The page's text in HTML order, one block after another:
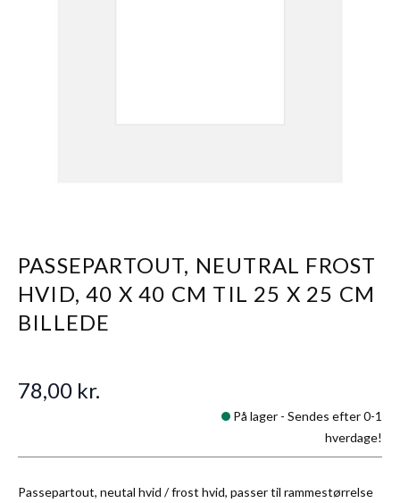
PASSEPARTOUT, NEUTRAL FROST
HVID, 40 X 40 CM TIL 25 X 25 CM
BILLEDE
Passepartout, neutal hvid / frost hvid, passer til rammestørrelse
78,00 kr.
På lager - Sendes efter 0-1
hverdage!